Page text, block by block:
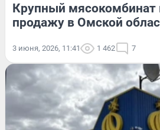
Крупный мясокомбинат
продажу в Омской
3 июня, 2026, 11:41 1 462 7